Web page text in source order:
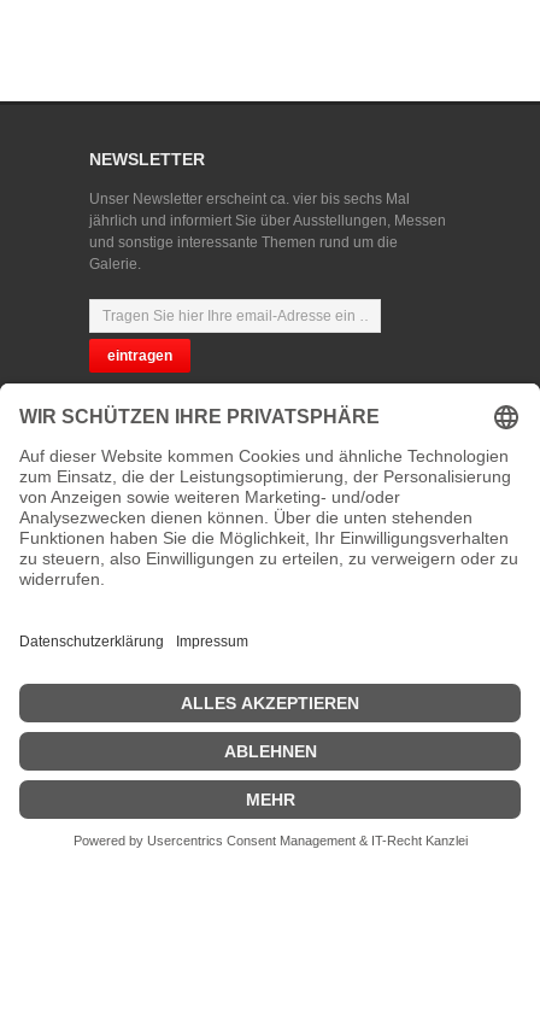
NEWSLETTER
Unser Newsletter erscheint ca. vier bis sechs Mal
jährlich und informiert Sie über Ausstellungen, Messen
und sonstige interessante Themen rund um die
Galerie.
SPRACHWAHL
KONTAKT
Adresse:Kaiserstraße 67/69
41061 Mönchengladbach
+49 2161 200762 und +49 172 207 2072
nicht vorhanden